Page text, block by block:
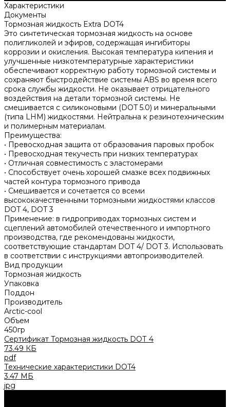
Характеристики
Документы
Тормозная жидкость Extra DOT4
Это синтетическая тормозная жидкость на основе
полигликолей и эфиров, содержащая ингибиторы
коррозии и окисления. Высокая температура кипения и
улучшенные низкотемпературные характеристики
обеспечивают корректную работу тормозной системы и
сохраняют быстродействие системы ABS во время всего
срока службы жидкости. Не оказывает отрицательного
воздействия на детали тормозной системы. Не
смешивается с силиконовыми (DOT 5.0) и минеральными
(типа LHM) жидкостями. Нейтральна к резинотехническим
и полимерным материалам.
Преимущества:
• Превосходная защита от образования паровых пробок
• Превосходная текучесть при низких температурах
• Отличная совместимость с эластомерами
• Способствует очень хорошей смазке всех подвижных
частей контура тормозного привода
• Смешивается и сочетается со всеми
высококачественными тормозными жидкостями классов
DOT 4, DOT 3
Применение: в гидроприводах тормозных систем и
сцеплений автомобилей отечественного и импортного
производства, где рекомендованы жидкости,
соответствующие стандартам DOT 4/ DOT 3. Использовать
в соответствии с инструкциями автопроизводителей.
Вид продукции
Тормозная жидкость
Упаковка
Поддон
Производитель
Arctic-cool
Объем
450гр
Сертификат Тормозная жидкость DОТ 4
73.49 КБ
pdf
Технические характеристики DOT4
3.47 МБ
jpg